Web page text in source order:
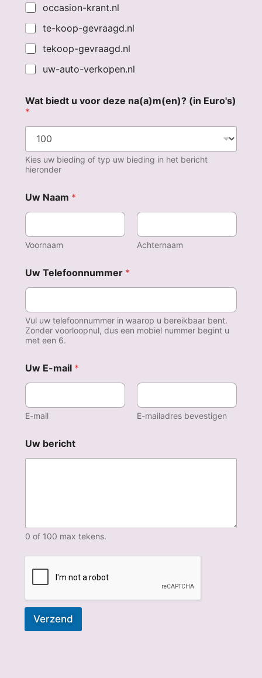
occasion-krant.nl
te-koop-gevraagd.nl
tekoop-gevraagd.nl
uw-auto-verkopen.nl
Wat biedt u voor deze na(a)m(en)? (in Euro's)
*
Kies uw bieding of typ uw bieding in het bericht
hieronder
b
i
d
t
r
o
s
)
Uw Naam *
Voornaam Achternaam
Uw Telefoonnummer *
Vul uw telefoonnummer in waarop u bereikbaar bent.
Zonder voorloopnul, dus een mobiel nummer begint u
met een 6.
Uw E-mail *
E-mail E-mailadres bevestigen
Uw bericht
0 of 100 max tekens.
Verzend